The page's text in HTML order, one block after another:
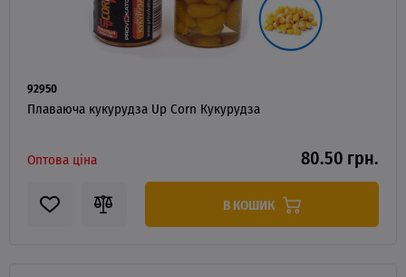
92950
Плаваюча кукурудза Up Corn Кукурудза
Оптова ціна 80.50 грн.
В КОШИК